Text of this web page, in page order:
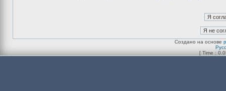
Создано на основе
[ Time :